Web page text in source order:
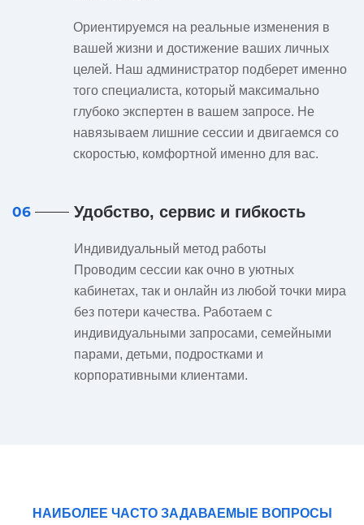
Ориентируемся на реальные изменения в
вашей жизни и достижение ваших личных
целей. Наш администратор подберет именно
того специалиста, который максимально
глубоко экспертен в вашем запросе. Не
навязываем лишние сессии и двигаемся со
скоростью, комфортной именно для вас.
06 Удобство, сервис и гибкость
Индивидуальный метод работы
Проводим сессии как очно в уютных
кабинетах, так и онлайн из любой точки мира
без потери качества. Работаем с
индивидуальными запросами, семейными
парами, детьми, подростками и
корпоративными клиентами.
НАИБОЛЕЕ ЧАСТО ЗАДАВАЕМЫЕ ВОПРОСЫ